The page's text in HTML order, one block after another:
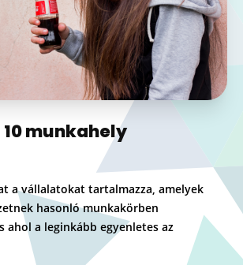
munkahely
a vállalatokat tartalmazza, amelyek
hasonló munkakörben
ahol a leginkább egyenletes az